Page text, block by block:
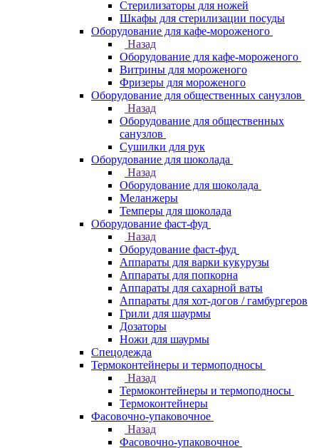
Стерилизаторы для ножей
Шкафы для стерилизации посуды
Оборудование для кафе-мороженого
Назад
Оборудование для кафе-мороженого
Витрины для мороженого
Фризеры для мороженого
Оборудование для общественных санузлов
Назад
Оборудование для общественных
санузлов
Сушилки для рук
Оборудование для шоколада
Назад
Оборудование для шоколада
Меланжеры
Темперы для шоколада
Оборудование фаст-фуд
Назад
Оборудование фаст-фуд
Аппараты для варки кукурузы
Аппараты для попкорна
Аппараты для сахарной ваты
Аппараты для хот-догов / гамбургеров
Грили для шаурмы
Дозаторы
Ножи для шаурмы
Спецодежда
Термоконтейнеры и термоподносы
Назад
Термоконтейнеры и термоподносы
Термоконтейнеры
Фасовочно-упаковочное
Назад
Фасовочно-упаковочное